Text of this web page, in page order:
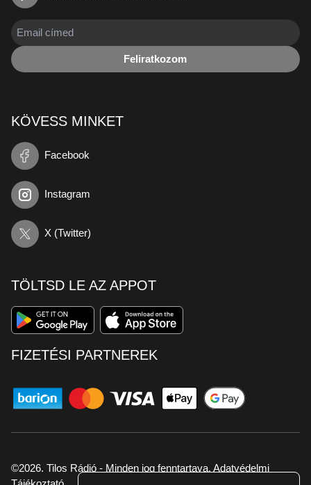
Feliratkozom
KÖVESS MINKET
Facebook
Instagram
X (Twitter)
TÖLTSD LE AZ APPOT
FIZETÉSI PARTNEREK
©2026. Tilos Rádió - Minden jog fenntartava. Adatvédelmi